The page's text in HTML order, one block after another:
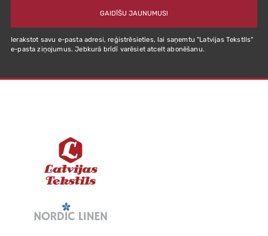
GAIDĪŠU JAUNUMUS!
Ierakstot savu e-pasta adresi, reģistrēsieties, lai saņemtu "Latvijas Tekstlls"
e-pasta ziņojumus. Jebkurā brīdī varēsiet atcelt abonēšanu.